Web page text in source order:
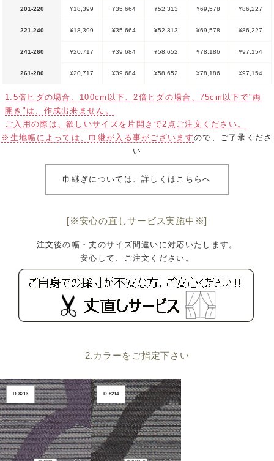
201-220 ¥18,399 ¥35,664 ¥52,313 ¥69,578 ¥86,227
221-240 ¥18,399 ¥35,664 ¥52,313 ¥69,578 ¥86,227
241-260 ¥20,717 ¥39,684 ¥58,652 ¥78,186 ¥97,154
261-280 ¥20,717 ¥39,684 ¥58,652 ¥78,186 ¥97,154
1.5倍ヒダの場合、100cm以下、2倍ヒダの場合、75cm以下で"両
開き"は、作成出来ません。
ご入用の際は、欲しいサイズを片開きで2点ご注文ください。
※生地幅によっては、巾継が入る事がございますので、ご了承くださ
い
巾継ぎについては、詳しくはこちらへ
[※安心の直しサービス実施中※]
注文後の幅・丈のサイズ間違いに対応いたします。
安心して、ご注文ください。
2.カラーをご指定下さい
D-8213 D-8214